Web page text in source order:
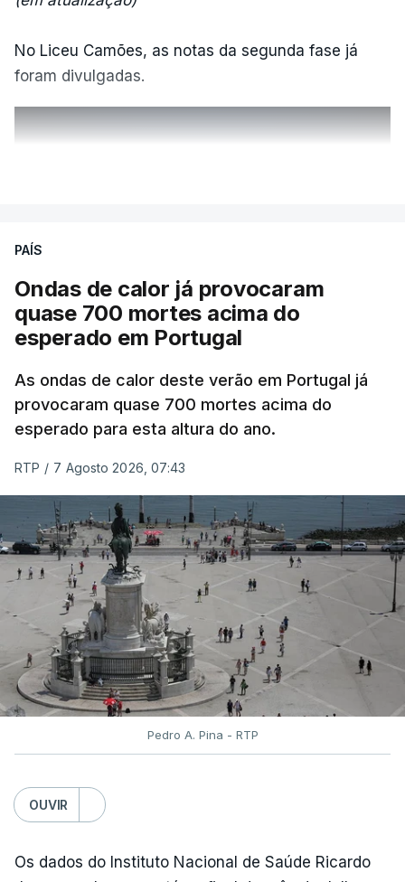
No Liceu Camões, as notas da segunda fase já
foram divulgadas.
Também em Coimbra, na escola secundária de
Avelar Brotero foram afixados à hora prevista os
resultados.
devem sair durante a tarde.
A primeira fase de acesso ao ensino superior
terminou na quinta-feira. Mas o Governo decidiu
dar mais três dias aos cerca de 20 mil alunos que
pediram a revisão das provas.
PAÍS
Ondas de calor já provocaram
quase 700 mortes acima do
esperado em Portugal
As ondas de calor deste verão em Portugal já
provocaram quase 700 mortes acima do
esperado para esta altura do ano.
RTP / 7 Agosto 2026, 07:43
Pedro A. Pina - RTP
OUVIR
Os dados do Instituto Nacional de Saúde Ricardo